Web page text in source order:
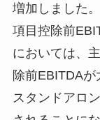
増加しました
項目控除前
においては、
除前EBITDAが
スタンドアロ